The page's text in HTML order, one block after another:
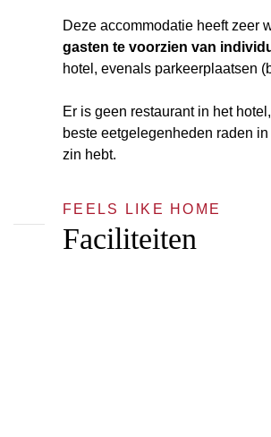
Deze accommodatie heeft zeer
gasten te voorzien van
hotel, evenals parkeerplaatsen
Er is geen restaurant in het
beste eetgelegenheden raden
zin hebt.
FEELS LIKE HOME
Faciliteiten